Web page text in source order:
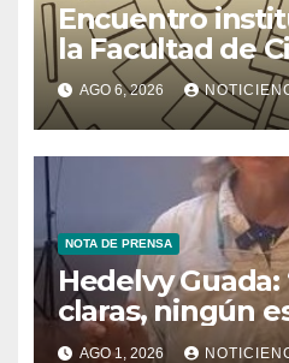
Encuentro
la Facultad de
Ministerio de
Tecnología
AGO 6, 2026
NOTA DE PRENSA
Hedelvy
claras, ningún
conservación
AGO 1, 2026